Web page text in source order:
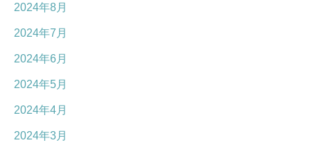
2024年8月
2024年7月
2024年6月
2024年5月
2024年4月
2024年3月